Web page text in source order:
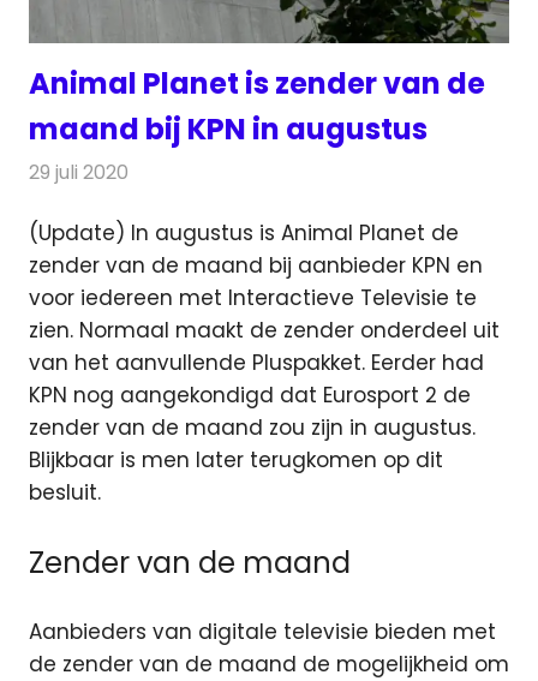
Animal Planet is zender van de
maand bij KPN in augustus
29 juli 2020
(Update) In augustus is Animal Planet de
zender van de maand bij aanbieder KPN en
voor iedereen met Interactieve Televisie te
zien. Normaal maakt de zender onderdeel uit
van het aanvullende Pluspakket. Eerder had
KPN nog aangekondigd dat Eurosport 2 de
zender van de maand zou zijn in augustus.
Blijkbaar is men later terugkomen op dit
besluit.
Zender van de maand
Aanbieders van digitale televisie bieden met
de zender van de maand de mogelijkheid om